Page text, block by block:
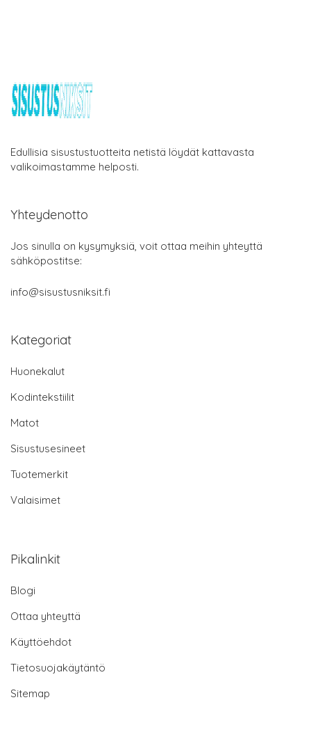
Edullisia sisustustuotteita netistä löydät kattavasta
valikoimastamme helposti.
Yhteydenotto
Jos sinulla on kysymyksiä, voit ottaa meihin yhteyttä
sähköpostitse:
info@sisustusniksit.fi
Kategoriat
Huonekalut
Kodintekstiilit
Matot
Sisustusesineet
Tuotemerkit
Valaisimet
Pikalinkit
Blogi
Ottaa yhteyttä
Käyttöehdot
Tietosuojakäytäntö
Sitemap